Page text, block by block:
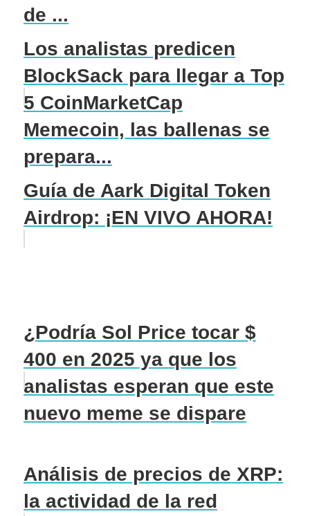
de ...
Los analistas predicen
BlockSack para llegar a Top
5 CoinMarketCap
Memecoin, las ballenas se
prepara...
Guía de Aark Digital Token
Airdrop: ¡EN VIVO AHORA!
¿Podría Sol Price tocar $
400 en 2025 ya que los
analistas esperan que este
nuevo meme se dispare
Análisis de precios de XRP:
la actividad de la red